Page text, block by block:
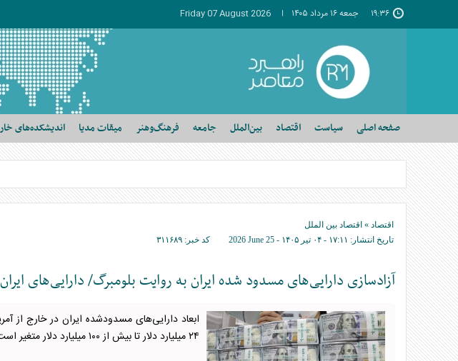
۱۹:۳۶ جمعه ۱۶ مرداد ۱۴۰۵ Friday 07 August 2026
صفحه اصلی سیاست اقتصاد بین‌الملل جامعه فرهنگ‌وهنر میقات مدیا اندیشکده‌های
اقتصاد » اقتصاد بین الملل
تاریخ انتشار: ۱۷:۱۱ - ۰۴ تير ۱۴۰۵ - 2026 June 25 کد خبر: ۳۱۱۶۸۹
آزادسازی دارایی‌های مسدود شده ایران به روایت بلومبرگ/ دارایی‌های
ابعاد دارایی‌های مسدودشده ایران در خارج از
۲۴ میلیارد دلار تا بیش از ۱۰۰ میلیارد دلار متغیر است.